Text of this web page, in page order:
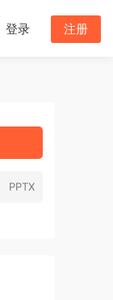
登录 注册
PPTX